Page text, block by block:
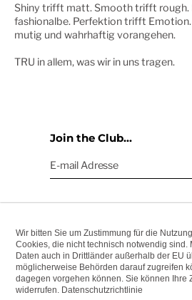
Shiny trifft matt. Smooth trifft
fashionalbe. Perfektion trifft Emotion.
mutig und wahrhaftig vorangehen.
TRU in allem, was wir in uns tragen.
Join the Club...
E-mail Adresse
FAQ
IMPRESSUM
AGBS
Wir bitten Sie um Zustimmung für die
Cookies, die nicht technisch notwendig sind.
Daten auch in Drittländer außerhalb der EU
möglicherweise Behörden darauf zugreifen
dagegen vorgehen können. Sie können Ihre
widerrufen. Datenschutzrichtlinie